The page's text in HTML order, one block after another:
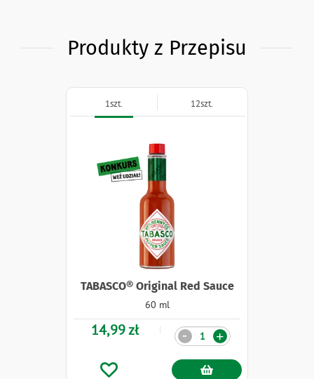
Produkty z Przepisu
TABASCO® Original Red Sauce
60 ml
14,99 zł
1szt. 12szt.
Ilość +
-